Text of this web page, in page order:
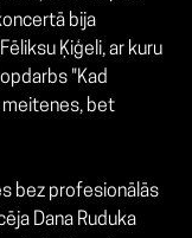
bija
Ķiģeli, ar kuru
"Kad
meitenes, bet
profesionālās
Dana Ruduka